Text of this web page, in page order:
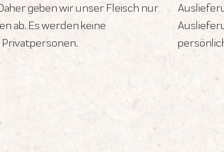
geben wir unser Fleisch nur
ab. Es werden keine